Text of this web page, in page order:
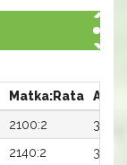
Matka:Rata
Aika
2100:2
34,4x
2140:2
33,7x